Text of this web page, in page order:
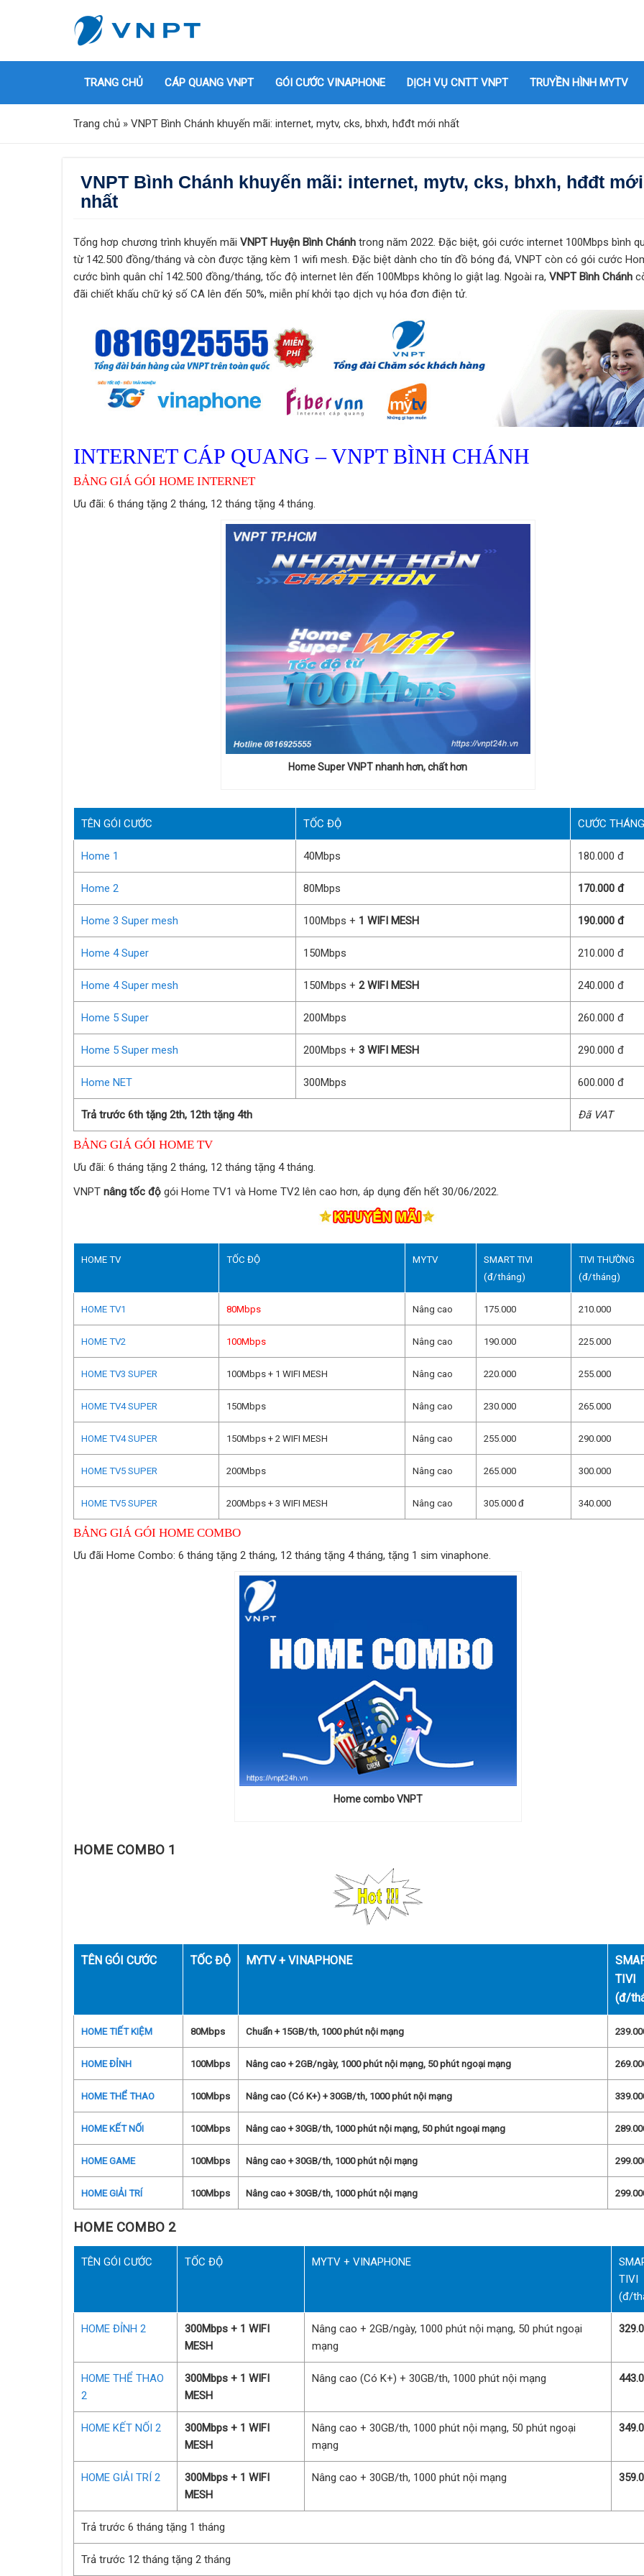
TRANG CHỦ CÁP QUANG VNPT GÓI CƯỚC VINAPHONE DỊCH VỤ CNTT VNPT TRUYỀN HÌNH MYTV
Trang chủ » VNPT Bình Chánh khuyến mãi: internet, mytv, cks, bhxh, hđđt mới nhất
VNPT Bình Chánh khuyến mãi: internet, mytv, cks, bhxh, hđđt mới
nhất
Tổng hơp chương trình khuyến mãi VNPT Huyện Bình Chánh trong năm 2022. Đặc biệt, gói cước internet 100Mbps bình
từ 142.500 đồng/tháng và còn được tặng kèm 1 wifi mesh. Đặc biệt dành cho tín đồ bóng đá, VNPT còn có gói cước
cước bình quân chỉ 142.500 đồng/tháng, tốc độ internet lên đến 100Mbps không lo giật lag. Ngoài ra, VNPT Bình Chánh
đãi chiết khấu chữ ký số CA lên đến 50%, miễn phí khởi tạo dịch vụ hóa đơn điện tử.
INTERNET CÁP QUANG – VNPT BÌNH CHÁNH
BẢNG GIÁ GÓI HOME INTERNET
Ưu đãi: 6 tháng tặng 2 tháng, 12 tháng tặng 4 tháng.
Home Super VNPT nhanh hơn, chất hơn
TÊN GÓI CƯỚC TỐC ĐỘ CƯỚC THÁNG
Home 1 40Mbps 180.000 đ
Home 2 80Mbps 170.000 đ
Home 3 Super mesh 100Mbps + 1 WIFI MESH 190.000 đ
Home 4 Super 150Mbps 210.000 đ
Home 4 Super mesh 150Mbps + 2 WIFI MESH 240.000 đ
Home 5 Super 200Mbps 260.000 đ
Home 5 Super mesh 200Mbps + 3 WIFI MESH 290.000 đ
Home NET 300Mbps 600.000 đ
Trả trước 6th tặng 2th, 12th tặng 4th Đã VAT
BẢNG GIÁ GÓI HOME TV
Ưu đãi: 6 tháng tặng 2 tháng, 12 tháng tặng 4 tháng.
VNPT nâng tốc độ gói Home TV1 và Home TV2 lên cao hơn, áp dụng đến hết 30/06/2022.
HOME TV TỐC ĐỘ MYTV
SMART TIVI
(đ/tháng)
TIVI THƯỜNG
(đ/tháng)
HOME TV1 80Mbps Nâng cao 175.000 210.000
HOME TV2 100Mbps Nâng cao 190.000 225.000
HOME TV3 SUPER 100Mbps + 1 WIFI MESH Nâng cao 220.000 255.000
HOME TV4 SUPER 150Mbps Nâng cao 230.000 265.000
HOME TV4 SUPER 150Mbps + 2 WIFI MESH Nâng cao 255.000 290.000
HOME TV5 SUPER 200Mbps Nâng cao 265.000 300.000
HOME TV5 SUPER 200Mbps + 3 WIFI MESH Nâng cao 305.000 đ 340.000
BẢNG GIÁ GÓI HOME COMBO
Ưu đãi Home Combo: 6 tháng tặng 2 tháng, 12 tháng tặng 4 tháng, tặng 1 sim vinaphone.
Home combo VNPT
HOME COMBO 1
TÊN GÓI CƯỚC TỐC ĐỘ MYTV + VINAPHONE
TIVI
(đ/
HOME TIẾT KIỆM 80Mbps Chuẩn + 15GB/th, 1000 phút nội mạng
HOME ĐỈNH 100Mbps Nâng cao + 2GB/ngày, 1000 phút nội mạng, 50 phút ngoại mạng
HOME THỂ THAO 100Mbps Nâng cao (Có K+) + 30GB/th, 1000 phút nội mạng
HOME KẾT NỐI 100Mbps Nâng cao + 30GB/th, 1000 phút nội mạng, 50 phút ngoại mạng
HOME GAME 100Mbps Nâng cao + 30GB/th, 1000 phút nội mạng
HOME GIẢI TRÍ 100Mbps Nâng cao + 30GB/th, 1000 phút nội mạng
HOME COMBO 2
TÊN GÓI CƯỚC TỐC ĐỘ MYTV + VINAPHONE
TIVI
(đ/
HOME ĐỈNH 2
300Mbps + 1 WIFI
MESH
Nâng cao + 2GB/ngày, 1000 phút nội mạng, 50 phút ngoại
mạng
HOME THỂ THAO
2
300Mbps + 1 WIFI
MESH
Nâng cao (Có K+) + 30GB/th, 1000 phút nội mạng
HOME KẾT NỐI 2
300Mbps + 1 WIFI
MESH
Nâng cao + 30GB/th, 1000 phút nội mạng, 50 phút ngoại
mạng
HOME GIẢI TRÍ 2
300Mbps + 1 WIFI
MESH
Nâng cao + 30GB/th, 1000 phút nội mạng
Trả trước 6 tháng tặng 1 tháng
Trả trước 12 tháng tặng 2 tháng